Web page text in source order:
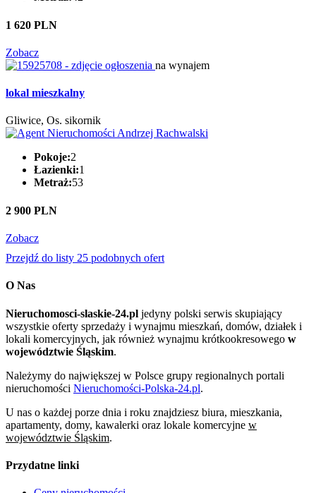
1 620 PLN
Zobacz
na wynajem
lokal mieszkalny
Gliwice, Os. sikornik
Pokoje:2
Łazienki:1
Metraż:53
2 900 PLN
Zobacz
Przejdź do listy 25 podobnych ofert
O Nas
Nieruchomosci-slaskie-24.pl jedyny polski serwis skupiający
wszystkie oferty sprzedaży i wynajmu mieszkań, domów, działek i
lokali komercyjnych, jak również wynajmu krótkookresowego w
województwie Śląskim.
Należymy do największej w Polsce grupy regionalnych portali
nieruchomości Nieruchomości-Polska-24.pl.
U nas o każdej porze dnia i roku znajdziesz biura, mieszkania,
apartamenty, domy, kawalerki oraz lokale komercyjne w
województwie Śląskim.
Przydatne linki